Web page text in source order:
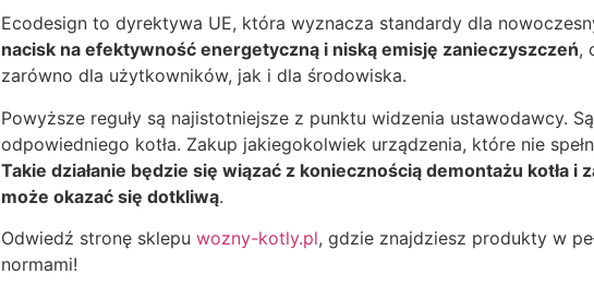
Ecodesign to dyrektywa UE, która wyznacza standardy dla
nacisk na efektywność energetyczną i niską emisję zanieczyszczeń,
zarówno dla użytkowników, jak i dla środowiska.
Powyższe reguły są najistotniejsze z punktu widzenia ustawodawcy.
odpowiedniego kotła. Zakup jakiegokolwiek urządzenia, które nie
Takie działanie będzie się wiązać z koniecznością demontażu kotła i
może okazać się dotkliwą.
Odwiedź stronę sklepu wozny-kotly.pl, gdzie znajdziesz produkty w
normami!